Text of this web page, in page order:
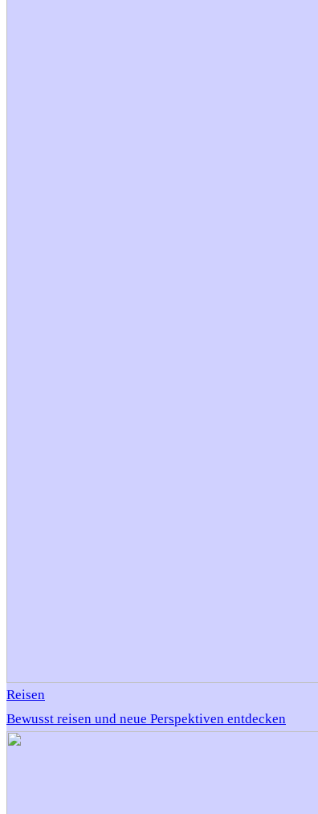
Reisen
Bewusst reisen und neue Perspektiven entdecken